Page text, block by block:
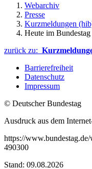
Webarchiv
Presse
Kurzmeldungen
Heute im
zurück zu:
Barrierefreiheit
Datenschutz
Impressum
© Deutscher Bundestag
Ausdruck aus dem
https://
490300
Stand: 09.08.2026